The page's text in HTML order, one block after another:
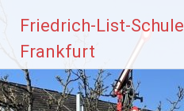
Inhalt
springen
Friedrich-List-Schule
Frankfurt